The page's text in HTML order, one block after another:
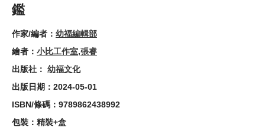
鑑
作家/編者： 幼福編輯部
繪者： 小比工作室,張睿
出版社： 幼福文化
出版日期：2024-05-01
ISBN/條碼：9789862438992
包裝：精裝+盒